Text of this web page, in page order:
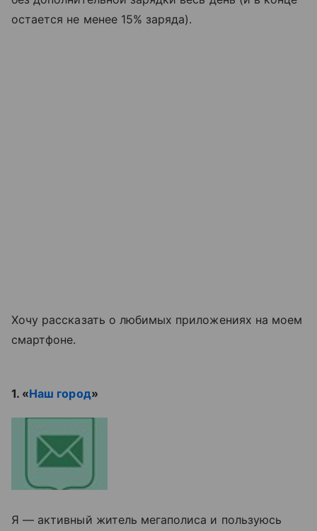
остается не менее 15% заряда).
Хочу рассказать о любимых приложениях на моем
смартфоне.
1. «Наш город»
Я — активный житель мегаполиса и пользуюсь